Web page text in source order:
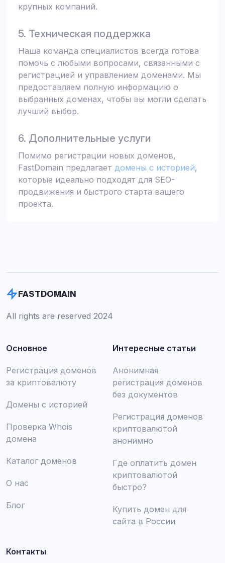
крупных компаний.
5. Техническая поддержка
Наша команда специалистов всегда готова
помочь с любыми вопросами, связанными с
регистрацией и управлением доменами. Мы
предоставляем полную информацию о
выбранных доменах, чтобы вы могли сделать
лучший выбор.
6. Дополнительные услуги
Помимо регистрации новых доменов,
FastDomain предлагает домены с историей,
которые идеально подходят для SEO-
продвижения и быстрого старта вашего
проекта.
FASTDOMAIN
All rights are reserved 2024
Основное
Регистрация доменов
за криптовалюту
Домены с историей
Проверка Whois
домена
Каталог доменов
О нас
Блог
Интересные статьи
Анонимная
регистрация доменов
без документов
Регистрация доменов
криптовалютой
анонимно
Где оплатить домен
криптовалютой
быстро?
Купить домен для
сайта в России
Контакты